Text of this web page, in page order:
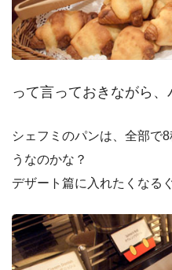
って言っておきながら、
シェフミのパンは、全部で
うなのかな？
デザート篇に入れたくなる